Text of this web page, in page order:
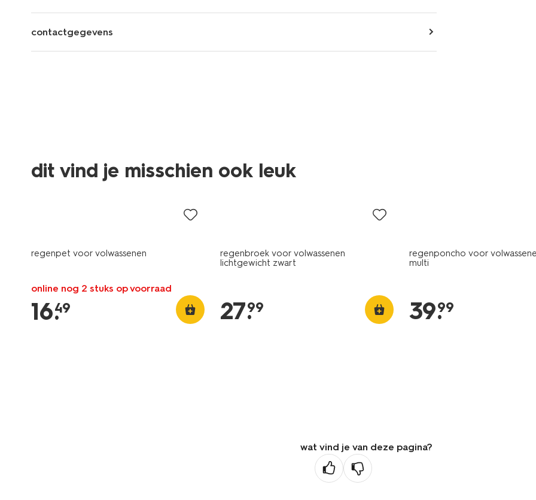
contactgegevens
dit vind je misschien ook leuk
regenpet voor volwassenen
online nog 2 stuks op voorraad
16.
49
regenbroek voor volwassenen
lichtgewicht zwart
27.
99
regenponcho voor
multi
39.
99
wat vind je van deze pagina?